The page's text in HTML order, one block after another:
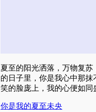
夏至的阳光洒落，万物复
的日子里，你是我心中那
笑的脸庞上，我的心便如同
你是我的夏至未央